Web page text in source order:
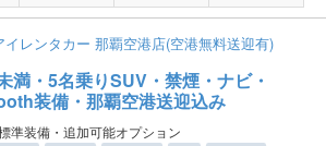
イレンタカー 那覇空港店(空港無料送迎有)
満・5名乗りSUV・禁煙・ナビ・
装備・那覇空港送迎込み
準装備・追加可能オプション